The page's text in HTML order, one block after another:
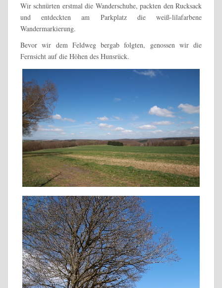
Wir schnürten erstmal die Wanderschuhe, packten den Rucksack
und entdeckten am Parkplatz die weiß-lilafarbene
Wandermarkierung.
Bevor wir dem Feldweg bergab folgten, genossen wir die
Fernsicht auf die Höhen des Hunsrück.